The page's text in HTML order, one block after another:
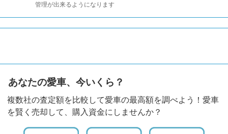
管理が出来るようになります
あなたの愛車、今いくら？
複数社の査定額を比較して愛車の最高額を調べよう！愛車
を賢く売却して、購入資金にしませんか？